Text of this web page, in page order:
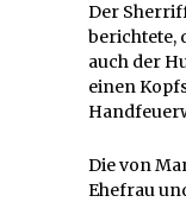
Der
berichtete,
auch der
einen
Die von
Ehefrau